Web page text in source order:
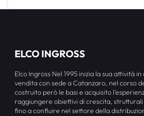
ELCO INGROSS
Elco Ingross Nel 1995 inizia la sua attività
vendita con sede a Catanzaro, nel corso
costruito però le basi e acquisito
raggiungere obiettivi di crescita,
fino a confluire nel settore della